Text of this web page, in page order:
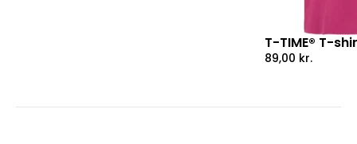
T-TIME® T-
89,00 kr.